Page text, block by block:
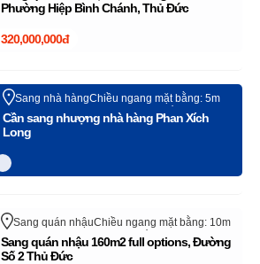
trên sangnhanh.com (Vui lòng bỏ qua tin rao
này)
Phường Hiệp Bình Chánh, Thủ Đức
320,000,000đ
Sang nhà hàngChiều ngang mặt bằng: 5m
Phan Xích Long
Quận Phú NhuậnHồ Chí Minh
Cần sang nhượng nhà hàng Phan Xích
Long
Sang quán nhậuChiều ngang mặt bằng: 10m
Quận Thủ Đức - TP Thủ Đức Hồ Chí Minh
Sang quán nhậu 160m2 full options, Đường
Số 2 Thủ Đức